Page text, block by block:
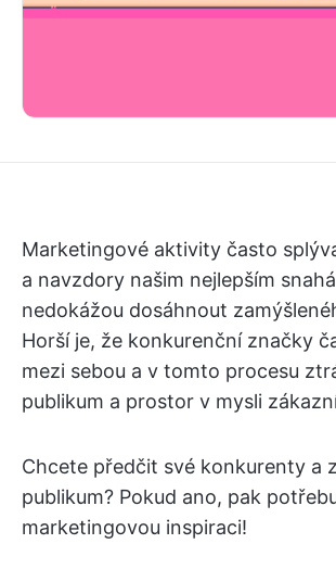
Marketingové aktivity často
a navzdory našim nejlepším
nedokážou dosáhnout
Horší je, že konkurenční značky
mezi sebou a v tomto procesu
publikum a prostor v mysli
Chcete předčit své konkurenty a
publikum? Pokud ano, pak
marketingovou inspiraci!